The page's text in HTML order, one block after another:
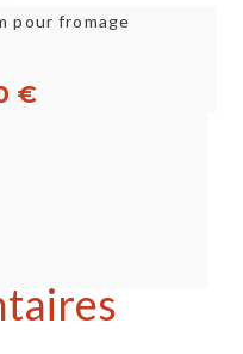
pour fromage
€